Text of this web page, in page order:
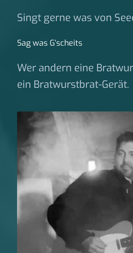
Singt gerne was von
Sag was G‘scheits
Wer andern eine
ein Bratwurstbrat-Gerät.